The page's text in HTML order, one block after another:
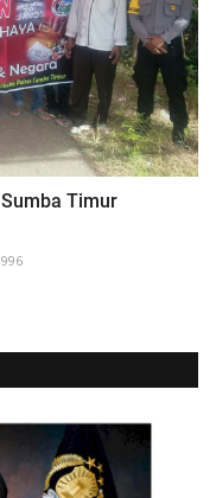
Timur